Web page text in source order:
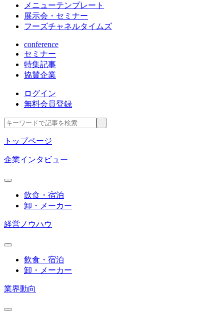
メニューテンプレート
展示会・セミナー
フーズチャネルタイムズ
conference
セミナー
特集記事
協賛企業
ログイン
無料会員登録
トップページ
企業インタビュー
飲食・宿泊
卸・メーカー
経営ノウハウ
飲食・宿泊
卸・メーカー
業界動向